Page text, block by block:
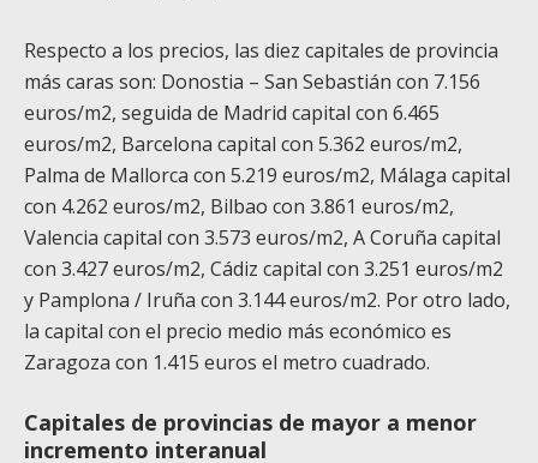
Respecto a los precios, las diez capitales de provincia
más caras son: Donostia – San Sebastián con 7.156
euros/m2, seguida de Madrid capital con 6.465
euros/m2, Barcelona capital con 5.362 euros/m2,
Palma de Mallorca con 5.219 euros/m2, Málaga capital
con 4.262 euros/m2, Bilbao con 3.861 euros/m2,
Valencia capital con 3.573 euros/m2, A Coruña capital
con 3.427 euros/m2, Cádiz capital con 3.251 euros/m2
y Pamplona / Iruña con 3.144 euros/m2. Por otro lado,
la capital con el precio medio más económico es
Zaragoza con 1.415 euros el metro cuadrado.
Capitales de provincias de mayor a menor
incremento interanual